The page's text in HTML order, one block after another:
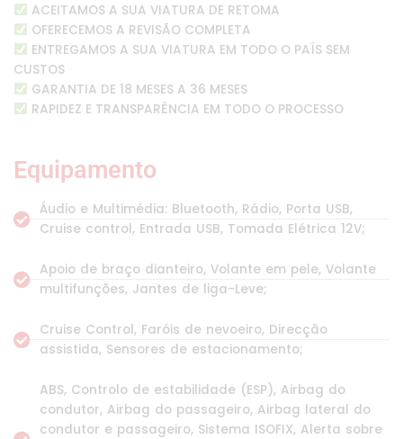
ACEITAMOS A SUA VIATURA DE RETOMA
OFERECEMOS A REVISÃO COMPLETA
ENTREGAMOS A SUA VIATURA EM TODO O PAÍS SEM
CUSTOS
GARANTIA DE 18 MESES A 36 MESES
RAPIDEZ E TRANSPARÊNCIA EM TODO O PROCESSO
Equipamento
Áudio e Multimédia: Bluetooth, Rádio, Porta USB,
Cruise control, Entrada USB, Tomada Elétrica 12V;
Apoio de braço dianteiro, Volante em pele, Volante
multifunções, Jantes de liga-Leve;
Cruise Control, Faróis de nevoeiro, Direcção
assistida, Sensores de estacionamento;
ABS, Controlo de estabilidade (ESP), Airbag do
condutor, Airbag do passageiro, Airbag lateral do
condutor e passageiro, Sistema ISOFIX, Alerta sobre